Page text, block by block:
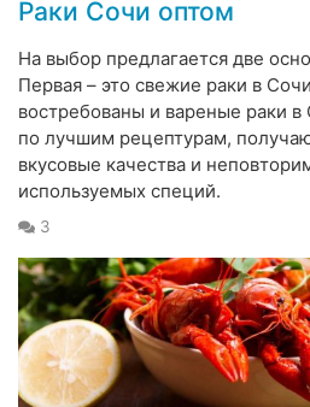
Раки Сочи оптом
На выбор предлагается две
Первая – это свежие раки в
востребованы и вареные раки
по лучшим рецептурам,
вкусовые качества и
используемых специй.
3